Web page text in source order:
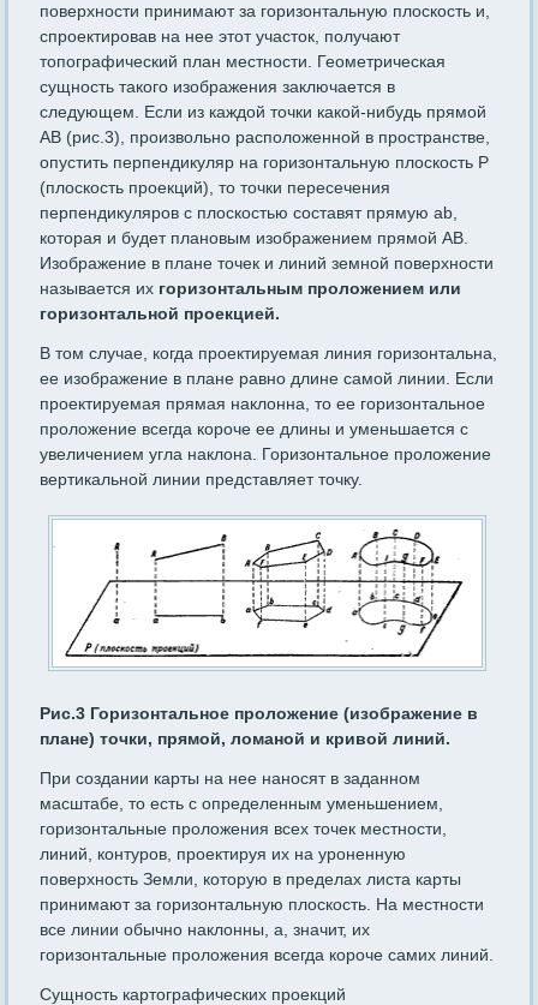
поверхности принимают за горизонтальную плоскость и,
спроектировав на нее этот участок, получают
топографический план местности. Геометрическая
сущность такого изображения заключается в
следующем. Если из каждой точки какой-нибудь прямой
АВ (рис.3), произвольно расположенной в пространстве,
опустить перпендикуляр на горизонтальную плоскость Р
(плоскость проекций), то точки пересечения
перпендикуляров с плоскостью составят прямую ab,
которая и будет плановым изображением прямой АВ.
Изображение в плане точек и линий земной поверхности
называется их горизонтальным проложением или
горизонтальной проекцией.
В том случае, когда проектируемая линия горизонтальна,
ее изображение в плане равно длине самой линии. Если
проектируемая прямая наклонна, то ее горизонтальное
проложение всегда короче ее длины и уменьшается с
увеличением угла наклона. Горизонтальное проложение
вертикальной линии представляет точку.
Рис.3 Горизонтальное проложение (изображение в
плане) точки, прямой, ломаной и кривой линий.
При создании карты на нее наносят в заданном
масштабе, то есть с определенным уменьшением,
горизонтальные проложения всех точек местности,
линий, контуров, проектируя их на уроненную
поверхность Земли, которую в пределах листа карты
принимают за горизонтальную плоскость. На местности
все линии обычно наклонны, а, значит, их
горизонтальные проложения всегда короче самих линий.
Сущность картографических проекций